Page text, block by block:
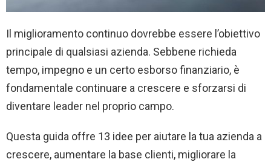
Il miglioramento continuo dovrebbe essere l’obiettivo
principale di qualsiasi azienda. Sebbene richieda
tempo, impegno e un certo esborso finanziario, è
fondamentale continuare a crescere e sforzarsi di
diventare leader nel proprio campo.
Questa guida offre 13 idee per aiutare la tua azienda a
crescere, aumentare la base clienti, migliorare la